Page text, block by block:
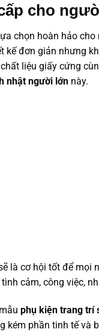
cho
chọn hoàn hảo
đơn giản nhưng
liệu giấy cứng
nhật người lớn này.
là cơ hội tốt để mọi
cảm, công việc,
phụ kiện trang trí
phần tinh tế và